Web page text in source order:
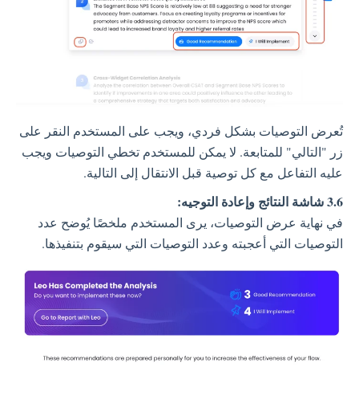
تُعرض التوصيات بشكل فردي، ويجب على المستخدم النقر على
زر "التالي" للمتابعة. لا يمكن للمستخدم تخطي التوصيات ويجب
عليه التفاعل مع كل توصية قبل الانتقال إلى التالية.
3.6 شاشة النتائج وإعادة التوجيه:
في نهاية عرض التوصيات، يرى المستخدم ملخصًا يُوضح عدد
التوصيات التي أعجبته وعدد التوصيات التي سيقوم بتنفيذها.